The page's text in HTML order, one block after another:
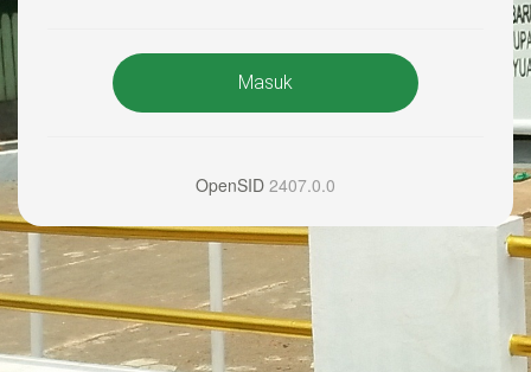
Masuk
OpenSID 2407.0.0